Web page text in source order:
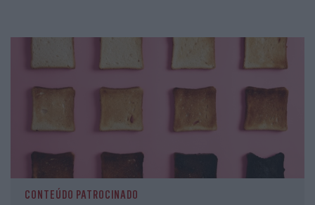
CONTEÚDO PATROCINADO